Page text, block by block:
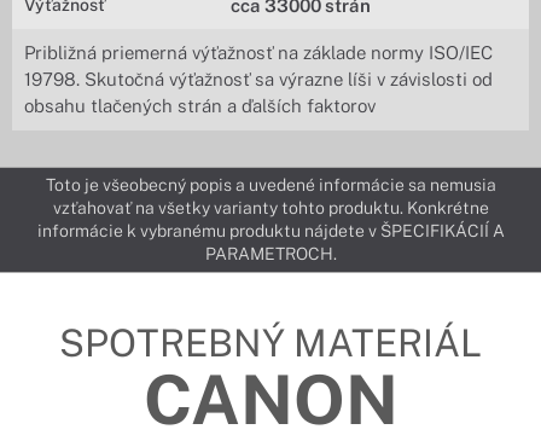
Výťažnosť cca 33000 strán
Približná priemerná výťažnosť na základe normy ISO/IEC
19798. Skutočná výťažnosť sa výrazne líši v závislosti od
obsahu tlačených strán a ďalších faktorov
Toto je všeobecný popis a uvedené informácie sa nemusia
vzťahovať na všetky varianty tohto produktu. Konkrétne
informácie k vybranému produktu nájdete v ŠPECIFIKÁCIÍ A
PARAMETROCH.
SPOTREBNÝ MATERIÁL
CANON